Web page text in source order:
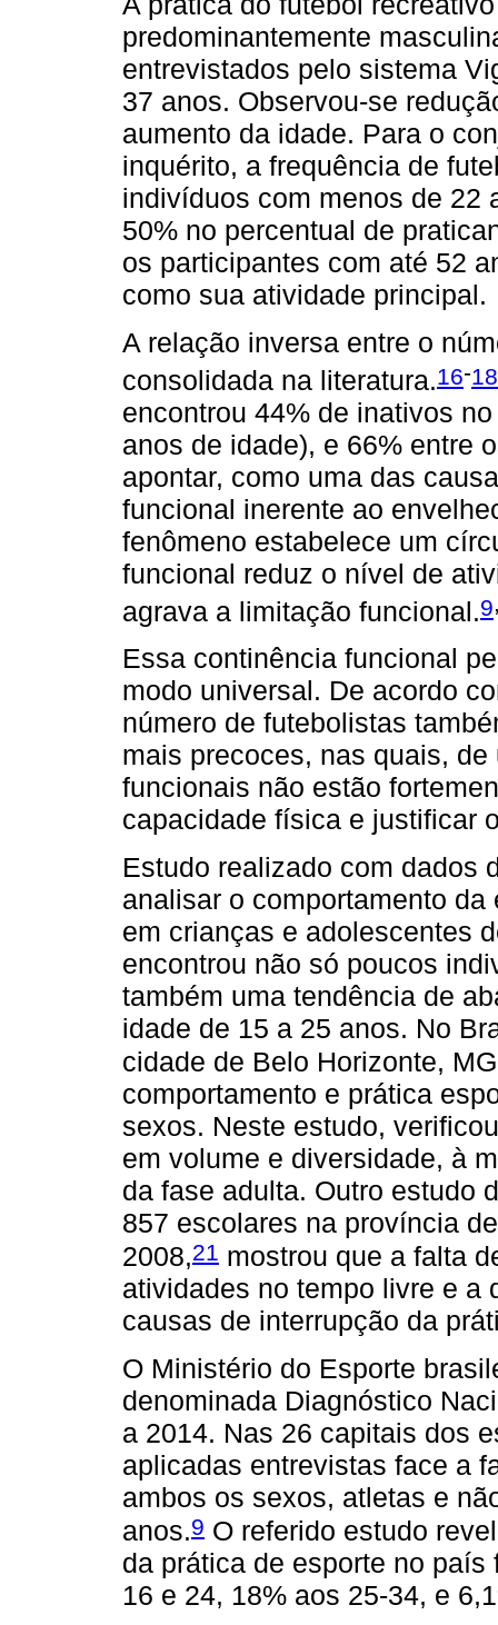
predominantemente
entrevistados pelo sistema
37 anos. Observou-se
aumento da idade. Para o
inquérito, a frequência de
indivíduos com menos de 22
50% no percentual de
os participantes com até 52
como sua atividade principal.
A relação inversa entre o
consolidada na literatura.16-18
encontrou 44% de inativos
anos de idade), e 66% entre
apontar, como uma das
funcional inerente ao
fenômeno estabelece um
funcional reduz o nível de
agrava a limitação funcional.9
Essa continência funcional
modo universal. De acordo
número de futebolistas
mais precoces, nas quais,
funcionais não estão
capacidade física e justificar
Estudo realizado com dados
analisar o comportamento
em crianças e adolescentes
encontrou não só poucos
também uma tendência de
idade de 15 a 25 anos. No
cidade de Belo Horizonte,
comportamento e prática
sexos. Neste estudo,
em volume e diversidade, à
da fase adulta. Outro estudo
857 escolares na província
2008,21 mostrou que a falta
atividades no tempo livre e a
causas de interrupção da
O Ministério do Esporte
denominada Diagnóstico
a 2014. Nas 26 capitais dos
aplicadas entrevistas face a
ambos os sexos, atletas e
anos.9 O referido estudo
da prática de esporte no
16 e 24, 18% aos 25-34, e